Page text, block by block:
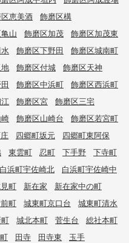
恵美酒
飾磨区構
山 飾磨区加茂
飾磨区加茂東
飾磨区下野田
飾磨区城南町
飾磨区付城
飾磨区天神
飾磨区中浜町
飾磨区西浜町
飾磨区宮
飾磨区三宅
飾磨区山崎台
飾磨区若宮町
四郷町坂元
四郷町東阿保
東雲町 忍町 下手野
下寺町
白浜町宇佐崎北
白浜町宇佐崎中
町 新在家
新在家中の町
町 城東町京口台
城東町清水
城北本町 菅生台
総社本町
田寺 田寺東
玉手